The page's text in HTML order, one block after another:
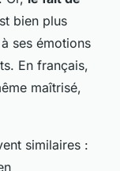
bien plus
ses émotions
En français,
maîtrisé,
similaires :